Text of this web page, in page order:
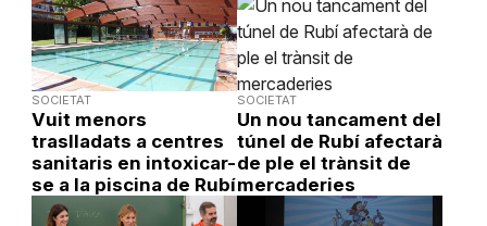
SOCIETAT
Vuit menors
traslladats a centres
sanitaris en intoxicar-
se a la piscina de Rubí
SOCIETAT
Un nou tancament del
túnel de Rubí afectarà
de ple el trànsit de
mercaderies